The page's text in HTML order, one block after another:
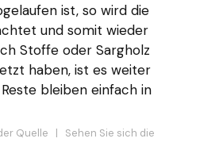
ist, so wird die
und somit wieder
Stoffe oder Sargholz
haben, ist es weiter
bleiben einfach in
Quelle | Sehen Sie sich die